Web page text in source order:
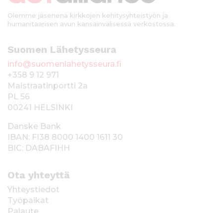
Olemme jäsenenä kirkkojen kehitysyhteistyön ja
humanitaarisen avun kansainvälisessä verkostossa.
Suomen Lähetysseura
info@suomenlahetysseura.fi
+358 9 12 971
Maistraatinportti 2a
PL 56
00241 HELSINKI
Danske Bank
IBAN: FI38 8000 1400 1611 30
BIC: DABAFIHH
Ota yhteyttä
Yhteystiedot
Työpaikat
Palaute